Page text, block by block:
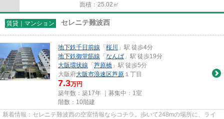
面積：25.02㎡
賃貸｜マンション セレニテ難波西
地下鉄千日前線 「 桜川
」駅 徒歩4分
地下鉄御堂筋線 「 なんば 」駅 徒歩19分
大阪環状線 「 芦原橋 」駅 徒歩5分
大阪府大阪市浪速区芦原 １丁目
7.3万円
築年数：築17年 ｜募集中： 1室
階数：10階建
新着情報：セレニテ難波西の空室情報ならコチラ。歩いて248mの場所に、ライ